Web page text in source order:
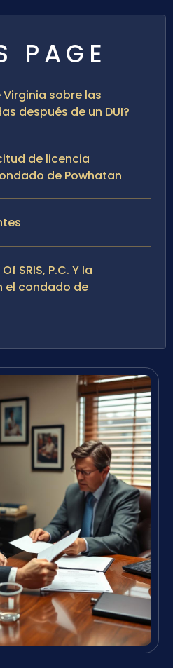
PAGE
Virginia sobre las
después de un DUI?
de licencia
de Powhatan
SRIS, P.C. Y la
el condado de